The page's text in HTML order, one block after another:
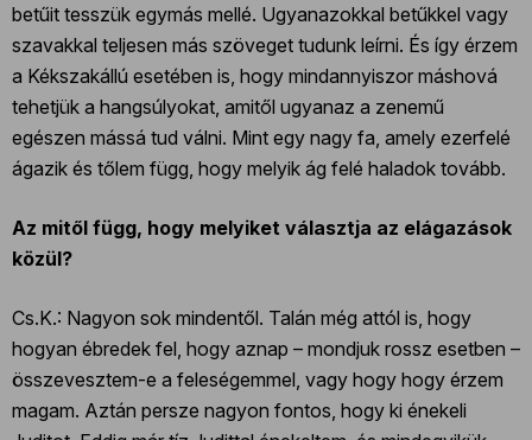
betűit tesszük egymás mellé. Ugyanazokkal betűkkel vagy
szavakkal teljesen más szöveget tudunk leírni. És így érzem
a Kékszakállú esetében is, hogy mindannyiszor máshová
tehetjük a hangsúlyokat, amitől ugyanaz a zenemű
egészen mássá tud válni. Mint egy nagy fa, amely ezerfelé
ágazik és tőlem függ, hogy melyik ág felé haladok tovább.
Az mitől függ, hogy melyiket választja az elágazások
közül?
Cs.K.: Nagyon sok mindentől. Talán még attól is, hogy
hogyan ébredek fel, hogy aznap – mondjuk rossz esetben –
összevesztem-e a feleségemmel, vagy hogy hogy érzem
magam. Aztán persze nagyon fontos, hogy ki énekeli